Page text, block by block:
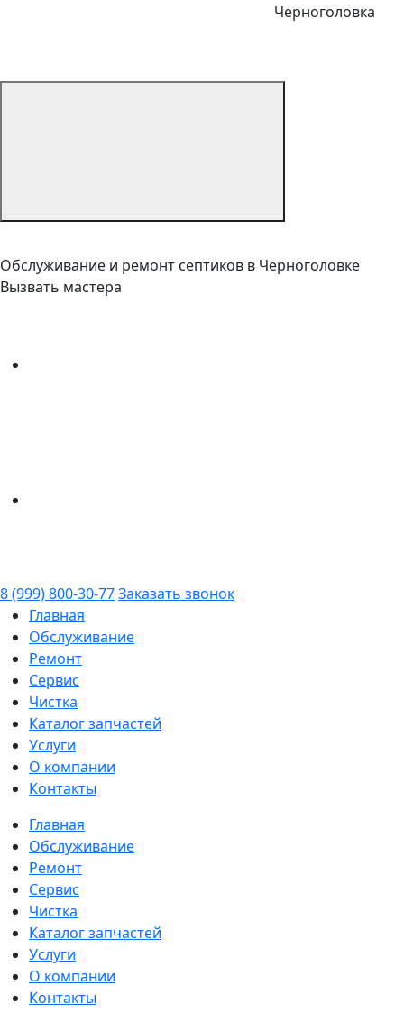
Черноголовка
Обслуживание и ремонт септиков в Черноголовке
Вызвать мастера
8 (999) 800-30-77Заказать звонок
Главная
Обслуживание
Ремонт
Сервис
Чистка
Каталог запчастей
Услуги
О компании
Контакты
Главная
Обслуживание
Ремонт
Сервис
Чистка
Каталог запчастей
Услуги
О компании
Контакты